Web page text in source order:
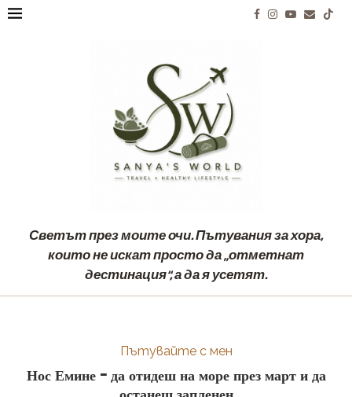
Светът през моите очи. Пътувания за хора,
които не искат просто да „отметнат
дестинация“, а да я усетят.
Пътувайте с мен
Нос Емине – да отидеш на море през март и да